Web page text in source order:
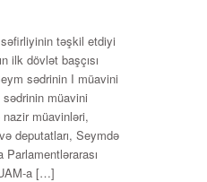
təşkil etdiyi
ilk dövlət başçısı
sədrinin I müavini
müavini
müavinləri,
deputatları, Seymdə
Parlamentlərarası
a […]